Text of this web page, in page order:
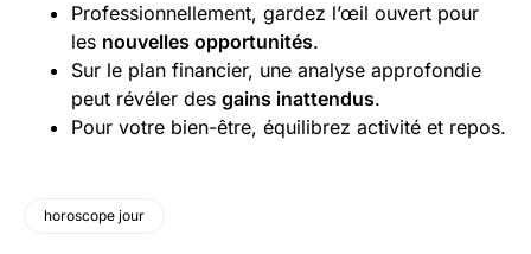
Professionnellement, gardez l’œil ouvert pour
les nouvelles opportunités.
Sur le plan financier, une analyse approfondie
peut révéler des gains inattendus.
Pour votre bien-être, équilibrez activité et repos.
horoscope jour